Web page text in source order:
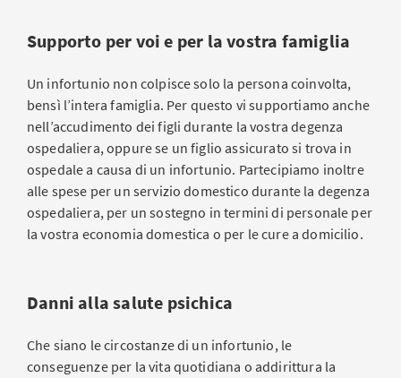
Supporto per voi e per la vostra famiglia
Un infortunio non colpisce solo la persona coinvolta,
bensì l’intera famiglia. Per questo vi supportiamo anche
nell’accudimento dei figli durante la vostra degenza
ospedaliera, oppure se un figlio assicurato si trova in
ospedale a causa di un infortunio. Partecipiamo inoltre
alle spese per un servizio domestico durante la degenza
ospedaliera, per un sostegno in termini di personale per
la vostra economia domestica o per le cure a domicilio.
Danni alla salute psichica
Che siano le circostanze di un infortunio, le
conseguenze per la vita quotidiana o addirittura la